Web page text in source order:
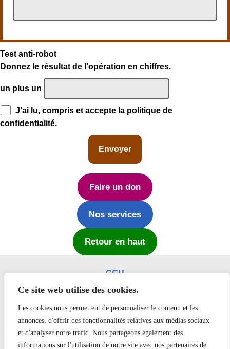
Ce site web utilise des cookies.
Les cookies nous permettent de personnaliser le contenu et les
annonces, d'offrir des fonctionnalités relatives aux médias sociaux
et d'analyser notre trafic. Nous partageons également des
informations sur l'utilisation de notre site avec nos partenaires de
Test anti-robot
Donnez le résultat de l'opération en chiffres.
un plus un
J’ai lu, compris et accepte la politique de
confidentialité.
Faire un don
Nos services
Retour en haut
CGU
Mentions légales
Plan du site